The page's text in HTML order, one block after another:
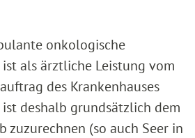
onkologische
als ärztliche Leistung vom
des Krankenhauses
deshalb grundsätzlich dem
zuzurechnen (so auch Seer in